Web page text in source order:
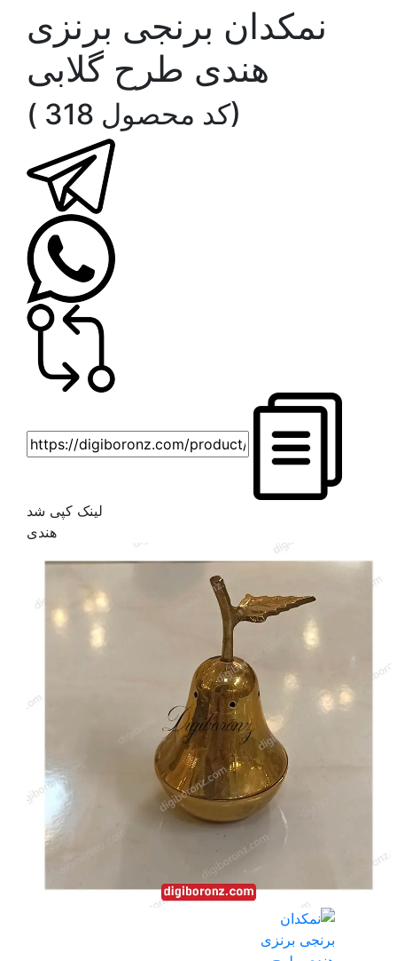
نمکدان برنجی برنزی
هندی طرح گلابی
( کد محصول 318)
لینک کپی شد
هندی